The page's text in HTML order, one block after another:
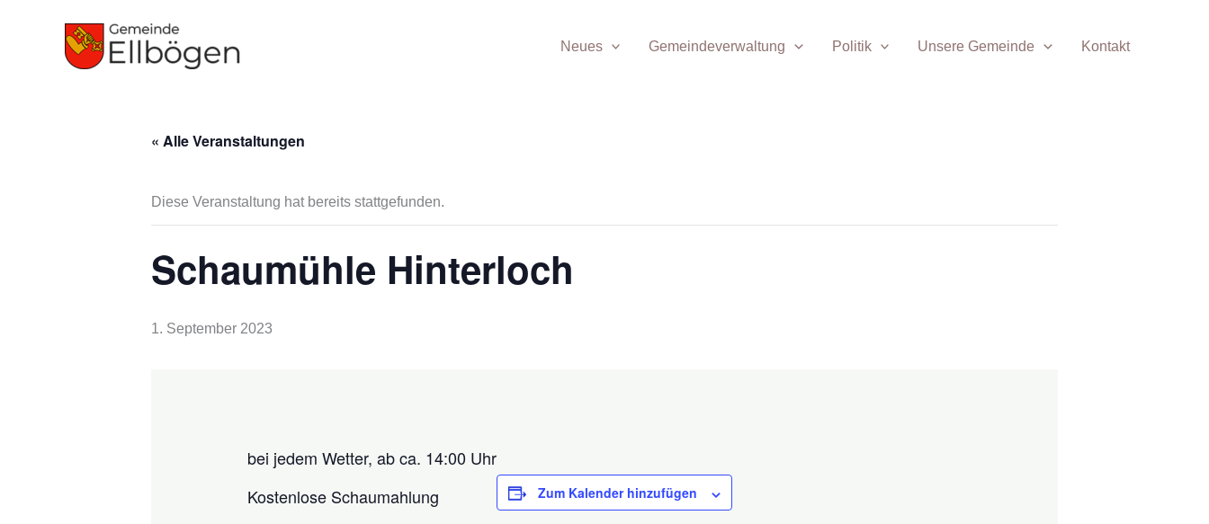
Neues Gemeindeverwaltung Politik Unsere Gemeinde Kontakt
« Alle Veranstaltungen
Diese Veranstaltung hat bereits stattgefunden.
Schaumühle Hinterloch
1. September 2023
bei jedem Wetter, ab ca. 14:00 Uhr
Kostenlose Schaumahlung
Zum Kalender hinzufügen